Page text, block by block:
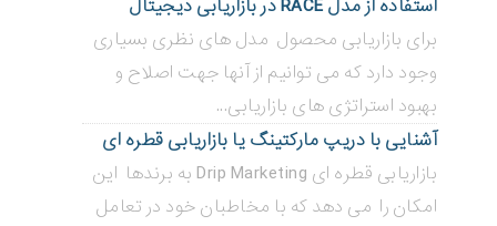
استفاده از مدل RACE در بازاریابی دیجیتال
برای بازاریابی محصول مدل های نظری بسیاری
وجود دارد که می توانیم از آنها جهت اصلاح و
بهبود استراتژی های بازاریابی...
آشنایی با دریپ مارکتینگ یا بازاریابی قطره ای
بازاریابی قطره ای Drip Marketing به برندها این
امکان را می دهد که با مخاطبان خود در تعامل